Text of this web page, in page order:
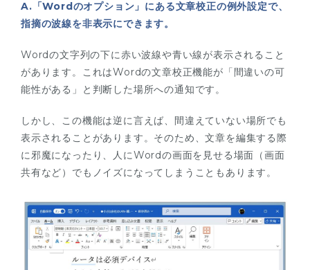
A.「Wordのオプション」にある文章校正の例外設定で、
指摘の波線を非表示にできます。
Wordの文字列の下に赤い波線や青い線が表示されること
があります。これはWordの文章校正機能が「間違いの可
能性がある」と判断した場所への通知です。
しかし、この機能は逆に言えば、間違えていない場所でも
表示されることがあります。そのため、文章を編集する際
に邪魔になったり、人にWordの画面を見せる場面（画面
共有など）でもノイズになってしまうこともあります。